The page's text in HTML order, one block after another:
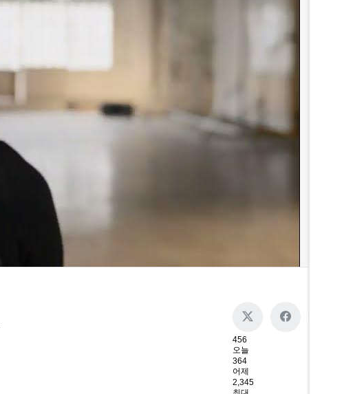
456
오늘
364
어제
2,345